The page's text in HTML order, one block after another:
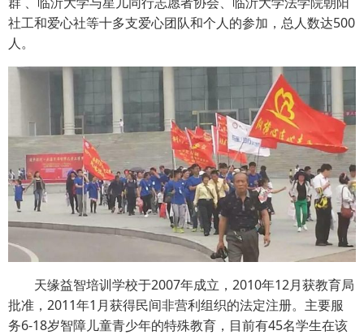
社工和爱心社等十多支爱心团队和个人的参加，总人数达500
人。
天缘益智培训学校于2007年成立，2010年12月获教育局
批准，2011年1月获得民间非营利组织的法定注册。主要服
务6-18岁智障儿童青少年的特殊教育，目前有45名学生在该